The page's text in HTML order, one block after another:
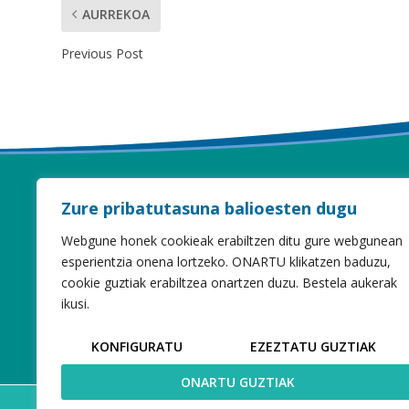
Zure pribatutasuna balioesten dugu
Webgune honek cookieak erabiltzen ditu gure webgunean
esperientzia onena lortzeko. ONARTU klikatzen baduzu,
cookie guztiak erabiltzea onartzen duzu. Bestela aukerak
ikusi.
KONFIGURATU EZEZTATU GUZTIAK
ONARTU GUZTIAK
AURREKOA
Previous Post
Web garapena:Elkarmedia| Copyright 2018 |